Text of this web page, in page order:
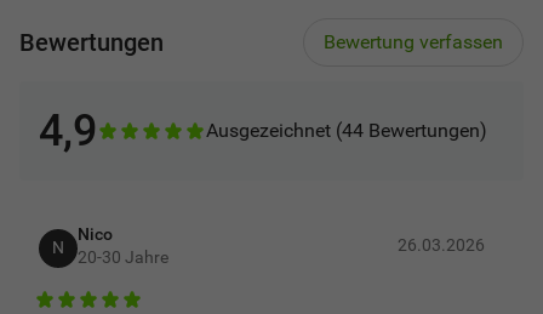
Bewertungen Bewertung verfassen
4,9 Ausgezeichnet (44 Bewertungen)
N
Nico
20-30 Jahre
26.03.2026